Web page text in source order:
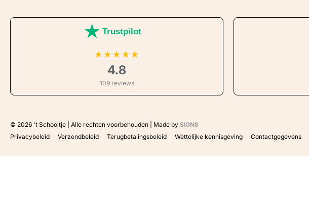
Trustpilot
★★★★★
4.8
109 reviews
© 2026 't Schooltje | Alle rechten voorbehouden | Made by SIGNS
Privacybeleid
Verzendbeleid Terugbetalingsbeleid Wettelijke kennisgeving Contactgegevens